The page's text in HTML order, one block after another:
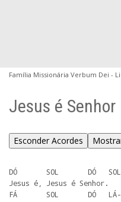
Família Missionária Verbum Dei -
Jesus é Senhor
Esconder Acordes
DÓ       SOL       DÓ   SOL
Jesus é, Jesus é Senhor.
FÁ       SOL       DÓ   LÁ-